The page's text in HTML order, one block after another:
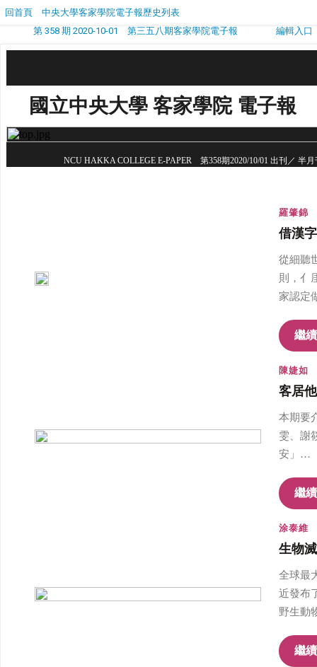
回首頁
中央大學客家學院電子報歷史列表
第 358 期 2020-10-01 第三五八期客家學院電子報
編輯入口